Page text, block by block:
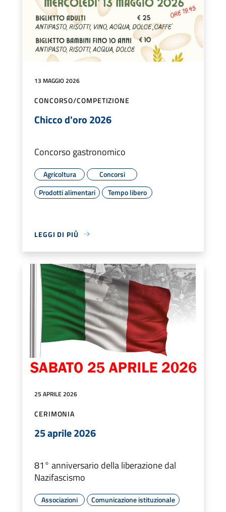
13 MAGGIO 2026
CONCORSO/COMPETIZIONE
Chicco d'oro 2026
Concorso gastronomico
Agricoltura
Concorsi
Prodotti alimentari
Tempo libero
LEGGI DI PIÙ
25 APRILE 2026
CERIMONIA
25 aprile 2026
81° anniversario della liberazione dal
Nazifascismo
Associazioni Comunicazione istituzionale